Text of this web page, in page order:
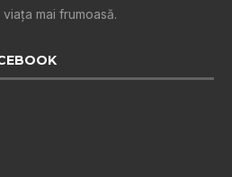
mai frumoasă.